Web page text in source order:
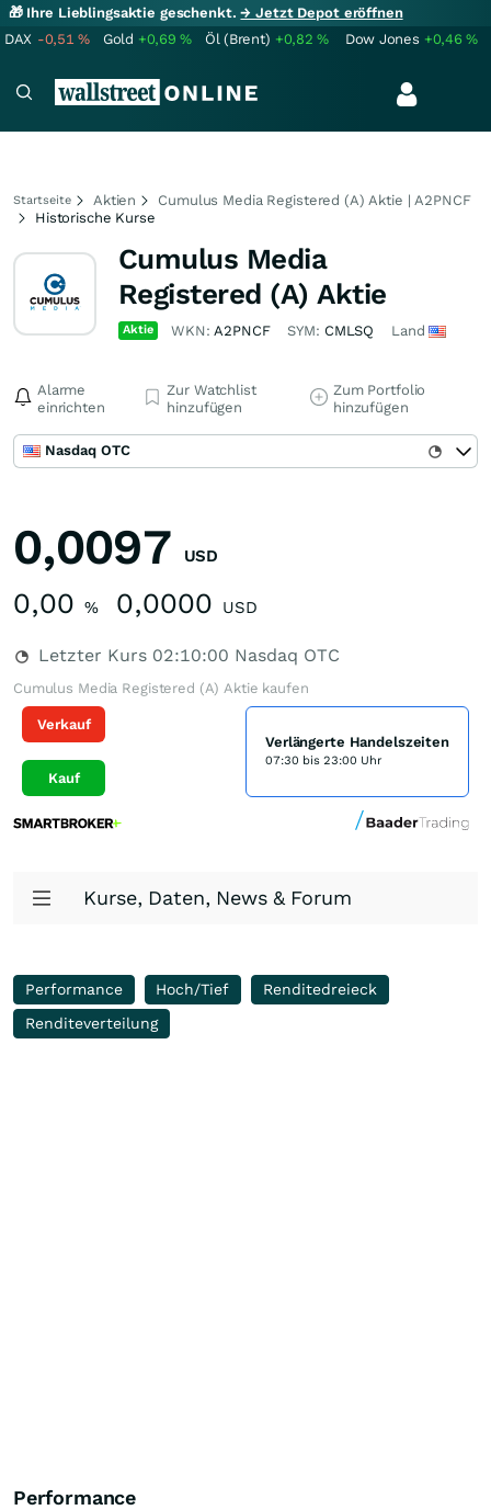
🎁 Ihre Lieblingsaktie geschenkt.→ Jetzt Depot eröffnen
DAX -0,51% Gold +0,69% Öl (Brent) +0,82% Dow Jones +0,46%
Startseite Aktien
Cumulus Media Registered (A) Aktie | A2PNCF
Historische Kurse
Cumulus Media
Registered (A) Aktie
Aktie WKN:A2PNCF SYM: CMLSQ Land
Alarme
einrichten
Zur Watchlist
hinzufügen
Zum Portfolio
hinzufügen
Nasdaq OTC
0,0097 USD
0,00 % 0,0000 USD
Letzter Kurs 02:10:00 Nasdaq OTC
Cumulus Media Registered (A) Aktie kaufen
Verkauf
Kauf
Verlängerte Handelszeiten
07:30 bis 23:00 Uhr
Kurse, Daten, News & Forum
Performance Hoch/Tief
Renditedreieck
Renditeverteilung
Performance